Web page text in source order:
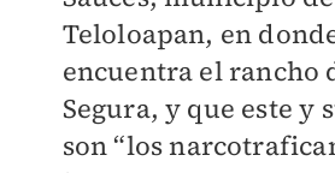
Teloloapan, en
encuentra el rancho
Segura, y que este y
son “los